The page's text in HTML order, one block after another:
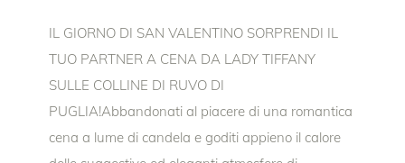
IL GIORNO DI SAN VALENTINO SORPRENDI IL
TUO PARTNER A CENA DA LADY TIFFANY
SULLE COLLINE DI RUVO DI
PUGLIA!Abbandonati al piacere di una romantica
cena a lume di candela e goditi appieno il calore